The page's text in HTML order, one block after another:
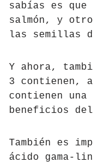
sabías es que
salmón, y
las semillas
Y ahora,
3 contienen,
contienen
beneficios del
También es
ácido gama-